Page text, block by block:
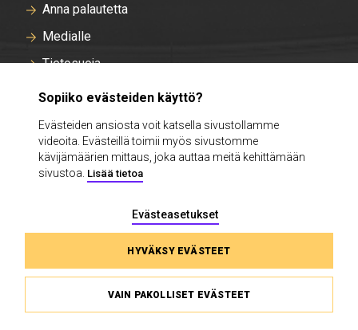
Anna palautetta
Medialle
Tietosuoja
Tallentavan kameravalvonnan rekisteriseloste
Evästeasetukset
Intra
Sopiiko evästeiden käyttö?
Evästeiden ansiosta voit katsella sivustollamme
videoita. Evästeillä toimii myös sivustomme
kävijämäärien mittaus, joka auttaa meitä kehittämään
sivustoa. Lisää tietoa
Evästeasetukset
HYVÄKSY EVÄSTEET
VAIN PAKOLLISET EVÄSTEET